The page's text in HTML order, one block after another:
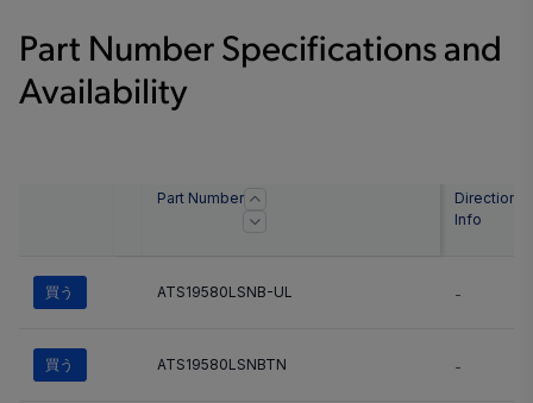
Part Number Specifications and
Availability
Part Number
Direction
Info
買う ATS19580LSNB-UL -
買う ATS19580LSNBTN -